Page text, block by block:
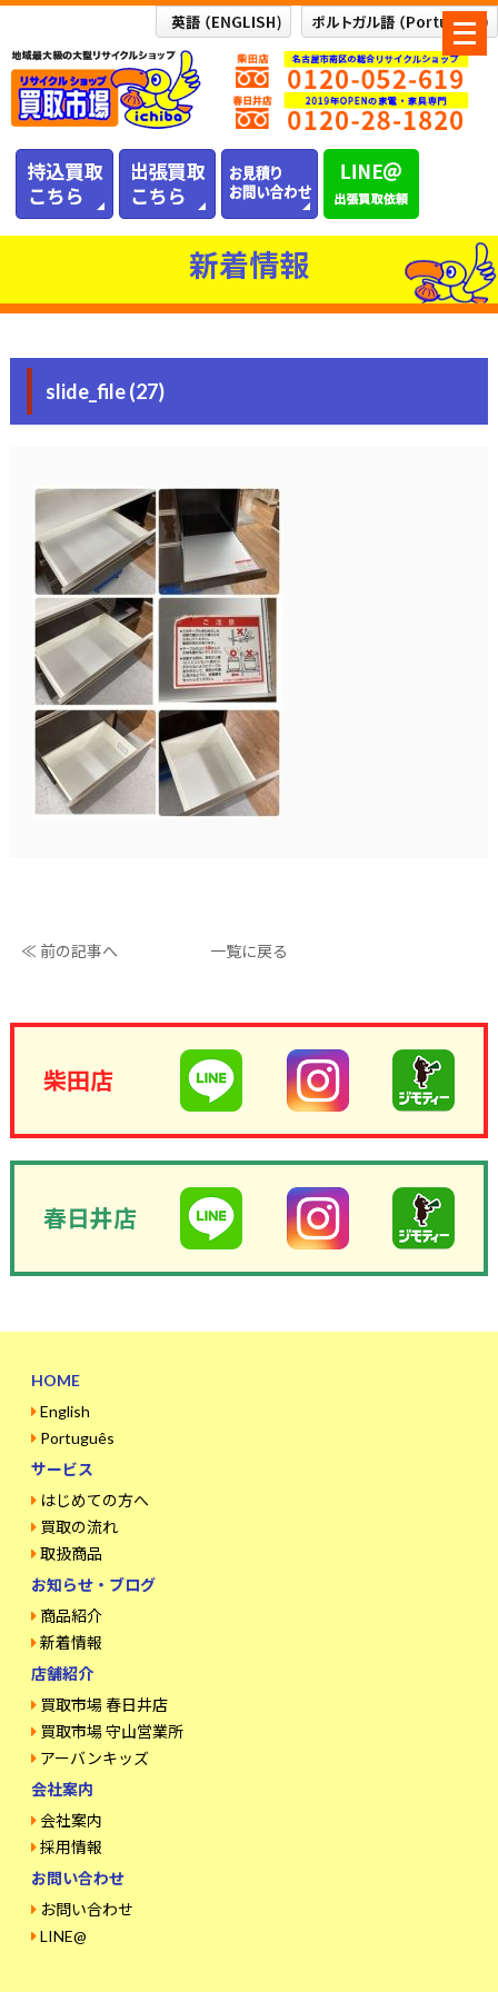
メ
ニ
ュ
ー
新着情報
slide_file (27)
≪ 前の記事へ 一覧に戻る
柴田店
春日井店
HOME
English
Português
サービス
はじめての方へ
買取の流れ
取扱商品
お知らせ・ブログ
商品紹介
新着情報
店舗紹介
買取市場 春日井店
買取市場 守山営業所
アーバンキッズ
会社案内
会社案内
採用情報
お問い合わせ
お問い合わせ
LINE@